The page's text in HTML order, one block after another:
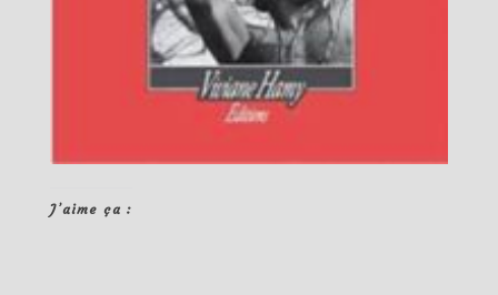
J’aime ça :